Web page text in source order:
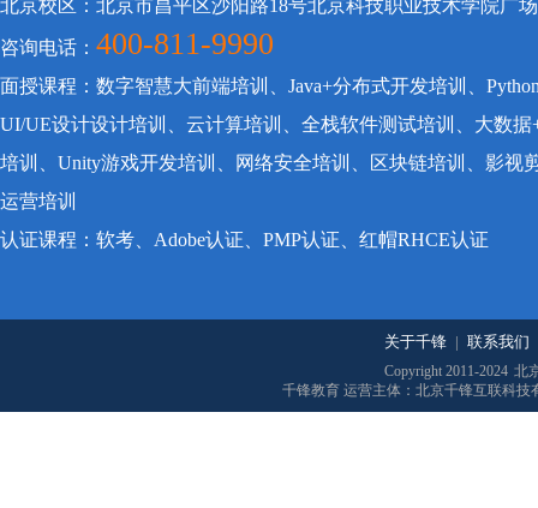
北京校区：北京市昌平区沙阳路18号北京科技职业技术学院广
咨询电话： 400-811-9990
面授课程：数字智慧大前端培训、Java+分布式开发培训、
UI/UE设计设计培训、云计算培训、全栈软件测试培训、大数
培训、Unity游戏开发培训、网络安全培训、区块链培训、影视
运营培训
认证课程：软考、Adobe认证、PMP认证、红帽RHCE认证
关于千锋 | 联系我们
Copyright 2011-2024 北
千锋教育 运营主体：北京千锋互联科